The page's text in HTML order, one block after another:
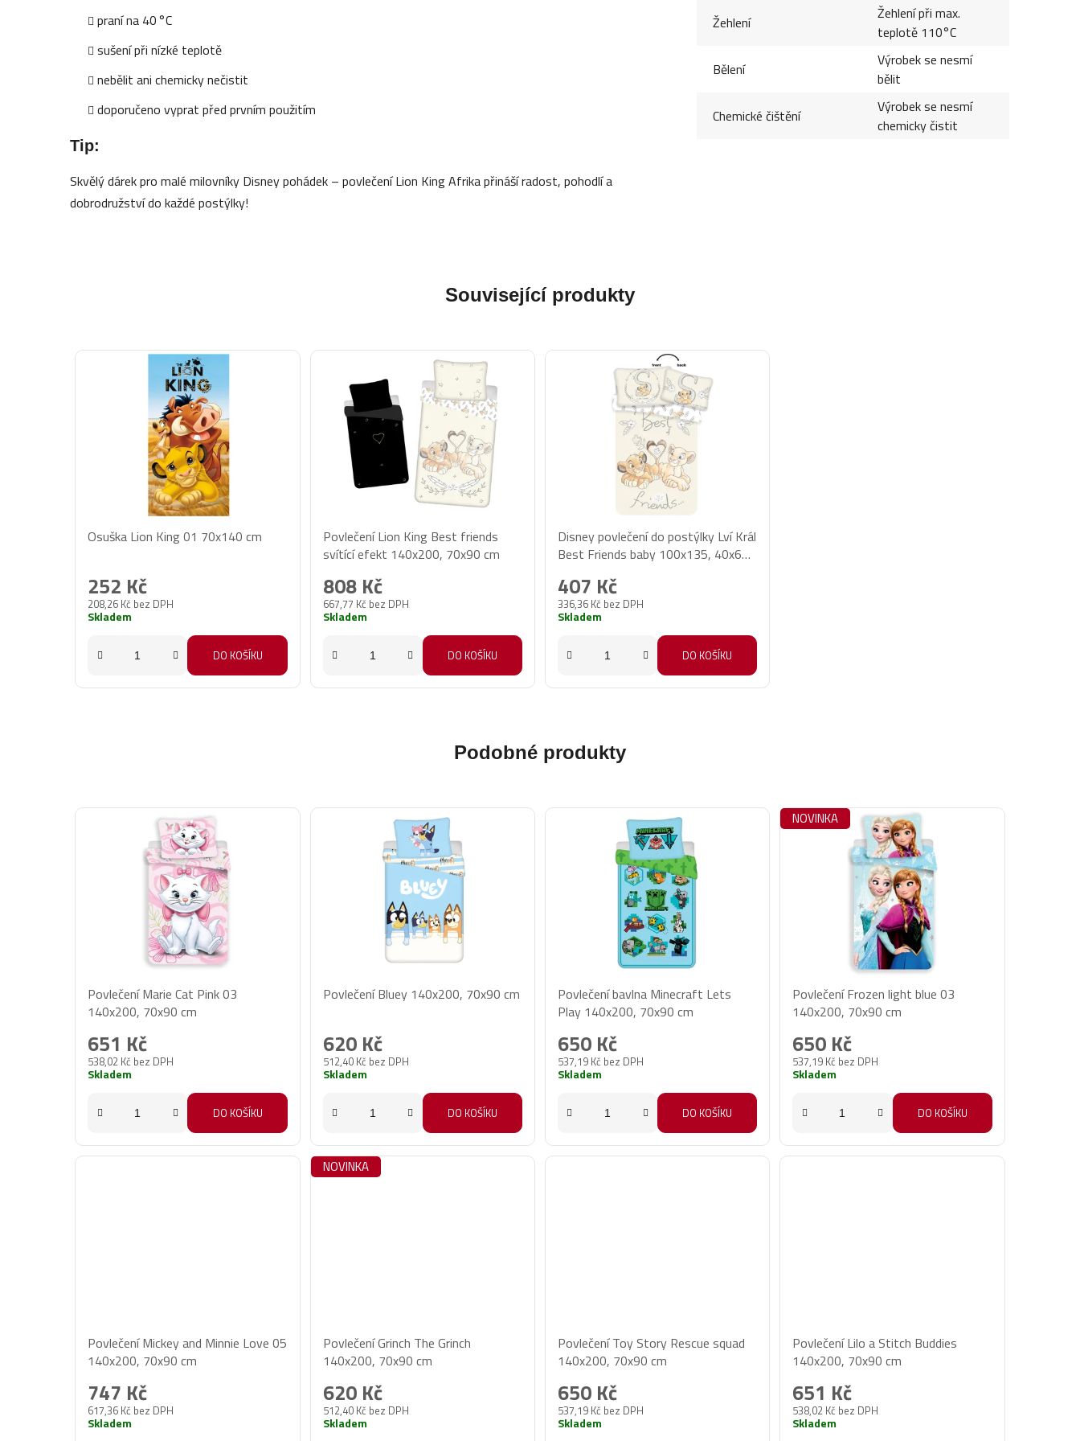
praní na 40 °C
sušení při nízké teplotě
nebělit ani chemicky nečistit
doporučeno vyprat před prvním použitím
Tip:
Skvělý dárek pro malé milovníky Disney pohádek – povlečení Lion King Afrika přináší radost, pohodlí a
dobrodružství do každé postýlky!
Žehlení
Žehlení při max.
teplotě 110°C
Bělení
Výrobek se nesmí
bělit
Chemické čištění
Výrobek se nesmí
chemicky čistit
Související produkty
Osuška Lion King 01 70x140 cm
208,26 Kč bez DPH
252 Kč
Skladem
DO KOŠÍKU
Povlečení Lion King Best friends
svítící efekt 140x200, 70x90 cm
667,77 Kč bez DPH
808 Kč
Skladem
DO KOŠÍKU
Disney povlečení do postýlky Lví Král
Best Friends baby 100x135, 40x60
336,36 Kč bez DPH
407 Kč
Skladem
DO KOŠÍKU
Podobné produkty
Povlečení Marie Cat Pink 03
140x200, 70x90 cm
538,02 Kč bez DPH
651 Kč
Skladem
DO KOŠÍKU
Povlečení Bluey 140x200, 70x90 cm
512,40 Kč bez DPH
620 Kč
Skladem
DO KOŠÍKU
Povlečení bavlna Minecraft Lets
Play 140x200, 70x90 cm
537,19 Kč bez DPH
650 Kč
Skladem
DO KOŠÍKU
NOVINKA
Povlečení Frozen light blue 03
140x200, 70x90 cm
537,19 Kč bez DPH
650 Kč
Skladem
DO KOŠÍKU
Povlečení Mickey and Minnie Love 05
140x200, 70x90 cm
617,36 Kč bez DPH
747 Kč
Skladem
NOVINKA
Povlečení Grinch The Grinch
140x200, 70x90 cm
512,40 Kč bez DPH
620 Kč
Skladem
Povlečení Toy Story Rescue squad
140x200, 70x90 cm
537,19 Kč bez DPH
650 Kč
Skladem
Povlečení Lilo a Stitch Buddies
140x200, 70x90 cm
538,02 Kč bez DPH
651 Kč
Skladem